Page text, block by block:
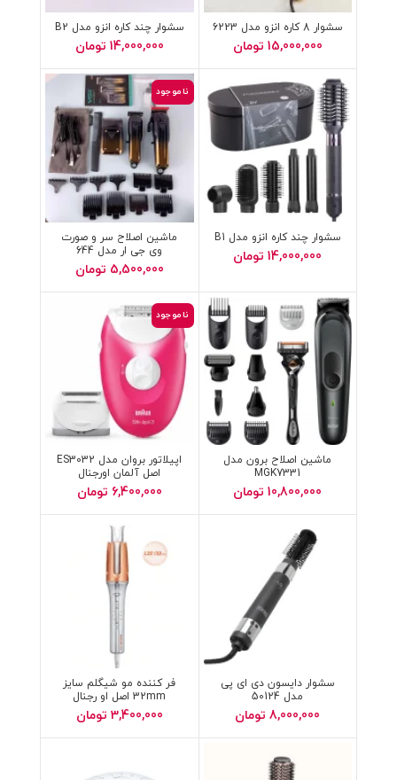
سشوار 8 کاره انزو مدل 6223
15,000,000 تومان
سشوار چند کاره انزو مدل B2
14,000,000 تومان
سشوار چند کاره انزو مدل B1
14,000,000 تومان
ناموجود
ماشین اصلاح سر و صورت
وی جی ار مدل 644
5,500,000 تومان
ماشین اصلاح برون مدل
MGK7331
10,800,000 تومان
ناموجود
اپیلاتور بروان مدل ES3032
اصل آلمان اورجنال
6,400,000 تومان
سشوار دایسون دی ای پی
مدل 50124
8,000,000 تومان
فر کننده مو شیگلم سایز
32mm اصل او رجنال
3,400,000 تومان